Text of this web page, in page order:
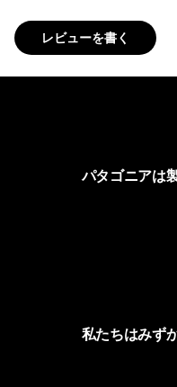
レビューを書く
パタゴニアは
私たちはみず